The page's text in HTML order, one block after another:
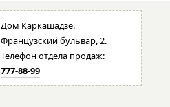
Дом Каркашадзе.
Французский бульвар, 2.
Телефон отдела продаж:
777-88-99